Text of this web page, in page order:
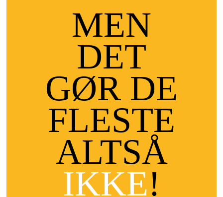
MEN
DET
GØR DE
FLESTE
ALTSÅ
IKKE!